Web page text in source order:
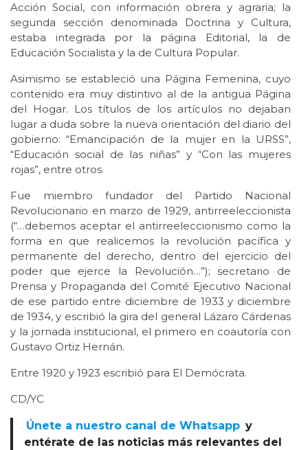
Acción Social, con información obrera y agraria; la
segunda sección denominada Doctrina y Cultura,
estaba integrada por la página Editorial, la de
Educación Socialista y la de Cultura Popular.
Asimismo se estableció una Página Femenina, cuyo
contenido era muy distintivo al de la antigua Página
del Hogar. Los títulos de los artículos no dejaban
lugar a duda sobre la nueva orientación del diario del
gobierno: “Emancipación de la mujer en la URSS”,
“Educación social de las niñas” y “Con las mujeres
rojas”, entre otros.
Fue miembro fundador del Partido Nacional
Revolucionario en marzo de 1929, antirreeleccionista
(“…debemos aceptar el antirreeleccionismo como la
forma en que realicemos la revolución pacífica y
permanente del derecho, dentro del ejercicio del
poder que ejerce la Revolución…”); secretario de
Prensa y Propaganda del Comité Ejecutivo Nacional
de ese partido entre diciembre de 1933 y diciembre
de 1934, y escribió la gira del general Lázaro Cárdenas
y la jornada institucional, el primero en coautoría con
Gustavo Ortiz Hernán.
Entre 1920 y 1923 escribió para El Demócrata.
CD/YC
Únete a nuestro canal de Whatsapp y
entérate de las noticias más relevantes del